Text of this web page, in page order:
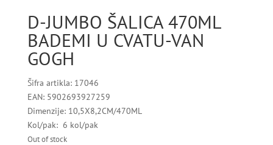
D-JUMBO ŠALICA 470ML
BADEMI U CVATU-VAN
GOGH
Šifra artikla: 17046
EAN: 5902693927259
Dimenzije: 10,5X8,2CM/470ML
Kol/pak: 6 kol/pak
Out of stock